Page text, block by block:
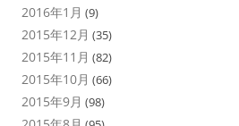
2016年1月 (9)
2015年12月 (35)
2015年11月 (82)
2015年10月 (66)
2015年9月 (98)